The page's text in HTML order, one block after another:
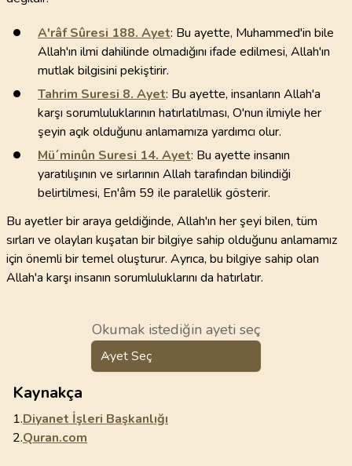
A'râf Sûresi 188. Ayet: Bu ayette, Muhammed'in bile
Allah'ın ilmi dahilinde olmadığını ifade edilmesi, Allah'ın
mutlak bilgisini pekiştirir.
Tahrim Suresi 8. Ayet: Bu ayette, insanların Allah'a
karşı sorumluluklarının hatırlatılması, O'nun ilmiyle her
şeyin açık olduğunu anlamamıza yardımcı olur.
Mü´minûn Suresi 14. Ayet: Bu ayette insanın
yaratılışının ve sırlarının Allah tarafından bilindiği
belirtilmesi, En'âm 59 ile paralellik gösterir.
Bu ayetler bir araya geldiğinde, Allah'ın her şeyi bilen, tüm
sırları ve olayları kuşatan bir bilgiye sahip olduğunu anlamamız
için önemli bir temel oluşturur. Ayrıca, bu bilgiye sahip olan
Allah'a karşı insanın sorumluluklarını da hatırlatır.
Okumak istediğin ayeti seç
Ayet Seç
Kaynakça
1.Diyanet İşleri Başkanlığı
2.Quran.com